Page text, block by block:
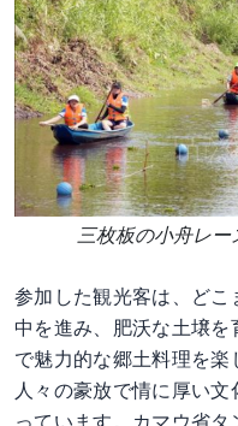
三枚板の小舟レー
参加した観光客は、ど
中を進み、肥沃な土壌
で魅力的な郷土料理を
人々の豪放で情に厚い